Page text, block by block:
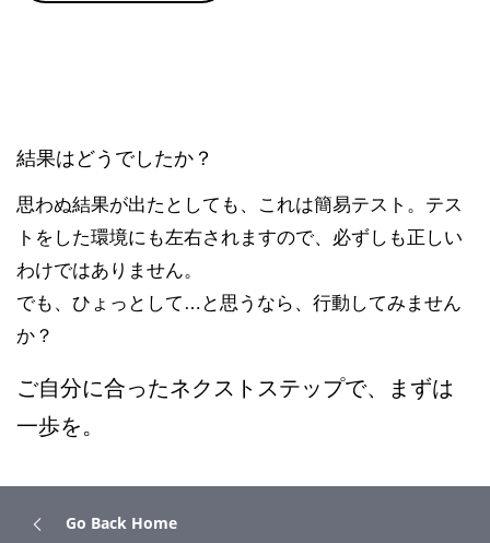
結果はどうでしたか？
思わぬ結果が出たとしても、これは簡易テスト。テス
トをした環境にも左右されますので、必ずしも正しい
わけではありません。
でも、ひょっとして…と思うなら、行動してみません
か？
ご自分に合ったネクストステップで、まずは
一歩を。
Go Back Home